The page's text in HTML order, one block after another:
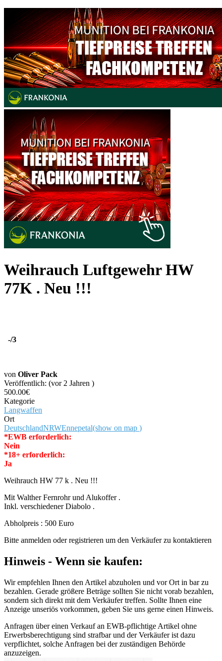
Weihrauch Luftgewehr HW
77K . Neu !!!
-/3
von Oliver Pack
Veröffentlich: (vor 2 Jahren )
500.00€
Kategorie
Langwaffen
Ort
DeutschlandNRWEnnepetal(show on map )
*EWB erforderlich:
Nein
*18+ erforderlich:
Ja
Weihrauch HW 77 k . Neu !!!
Mit Walther Fernrohr und Alukoffer .
Inkl. verschiedener Diabolo .
Abholpreis : 500 Euro
Bitte anmelden oder registrieren um den Verkäufer zu kontaktieren
Hinweis - Wenn sie kaufen:
Wir empfehlen Ihnen den Artikel abzuholen und vor Ort in bar zu
bezahlen. Gerade größere Beträge sollten Sie nicht vorab bezahlen,
sondern sich direkt mit dem Verkäufer treffen. Sollte Ihnen eine
Anzeige unseriös vorkommen, geben Sie uns gerne einen Hinweis.
Anfragen über einen Verkauf an EWB-pflichtige Artikel ohne
Erwerbsberechtigung sind strafbar und der Verkäufer ist dazu
verpflichtet, solche Anfragen bei der zuständigen Behörde
anzuzeigen.